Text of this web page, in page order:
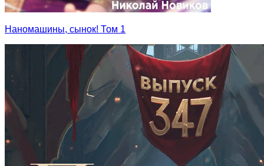
Наномашины, сынок! Том 1